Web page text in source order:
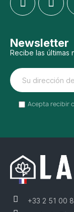
Newsletter
Recibe las últimas
Acepta recibir
+33 2 51 00